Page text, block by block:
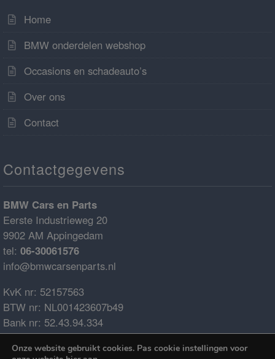
Home
BMW onderdelen webshop
Occasions en schadeauto’s
Over ons
Contact
Contactgegevens
BMW Cars en Parts
Eerste Industrieweg 20
9902 AM Appingedam
tel: 06-30061576
info@bmwcarsenparts.nl
KvK nr: 52157563
BTW nr: NL001423607b49
Bank nr: 52.43.94.334
IBAN: NL68ABNA0524394334
BIC: ABNANL2A
Onze website gebruikt cookies. Pas cookie instellingen voor